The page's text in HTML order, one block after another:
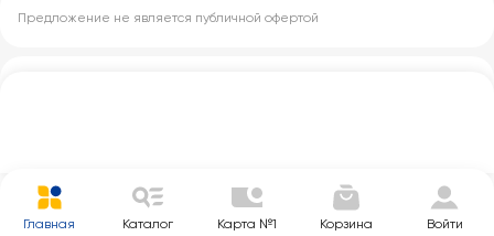
Предложение не является публичной офертой
Главная Каталог Карта №1 Корзина Войти